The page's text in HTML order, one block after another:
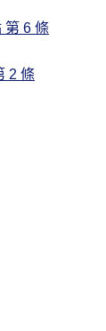
第 6 條
2 條